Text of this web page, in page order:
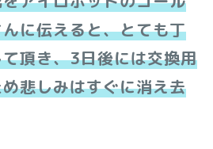
に伝えると、とても丁
頂き、3日後には交換用
悲しみはすぐに消え去